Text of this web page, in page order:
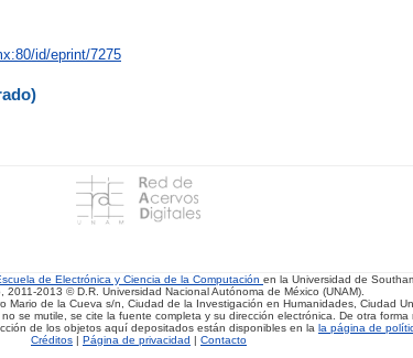
id/eprint/7275
de Electrónica y Ciencia de la Computación en la Universidad de
2011-2013 © D.R. Universidad Nacional Autónoma de México (UNAM).
Mario de la Cueva s/n, Ciudad de la Investigación en Humanidades, Ciudad
se mutile, se cite la fuente completa y su dirección electrónica. De otra forma
de los objetos aquí depositados están disponibles en la la página de
Créditos | Página de privacidad | Contacto